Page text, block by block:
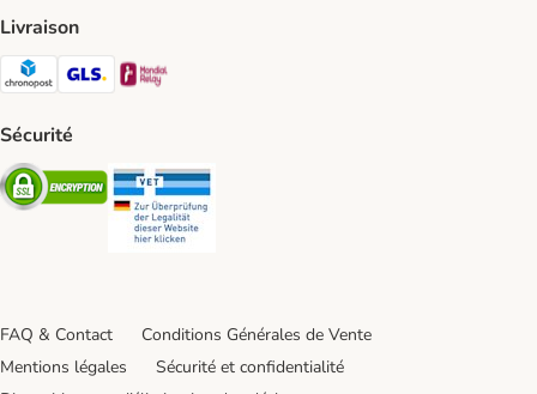
Livraison
Chronopost Shipping Method
GLS Shipping Method
Sécurité
Security
FAQ & Contact
Conditions Générales de Vente
Mentions légales
Sécurité et confidentialité